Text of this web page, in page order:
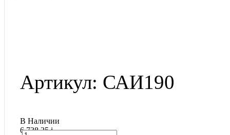
Артикул: САИ190
В Наличии
6 738.25i